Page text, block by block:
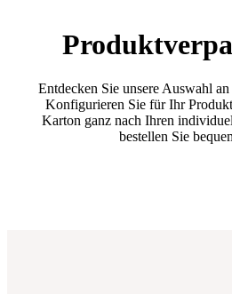
Entdecken Sie unsere Auswahl
Konfigurieren Sie für Ihr
Karton ganz nach Ihren
bestellen Sie